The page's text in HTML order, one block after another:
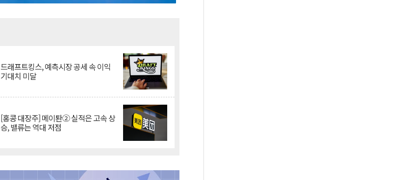
드래프트킹스, 예측시장 공세 속 이익
기대치 미달
[홍콩 대장주] 메이퇀② 실적은 고속 상
승, 밸류는 역대 저점